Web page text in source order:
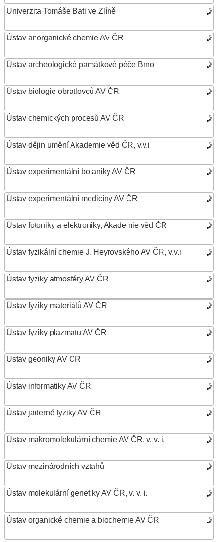
Univerzita Tomáše Bati ve Zlíně
Ústav anorganické chemie AV ČR
Ústav archeologické památkové péče Brno
Ústav biologie obratlovců AV ČR
Ústav chemických procesů AV ČR
Ústav dějin umění Akademie věd ČR, v.v.i
Ústav experimentální botaniky AV ČR
Ústav experimentální medicíny AV ČR
Ústav fotoniky a elektroniky, Akademie věd ČR
Ústav fyzikální chemie J. Heyrovského AV ČR, v.v.i.
Ústav fyziky atmosféry AV ČR
Ústav fyziky materiálů AV ČR
Ústav fyziky plazmatu AV ČR
Ústav geoniky AV ČR
Ústav informatiky AV ČR
Ústav jaderné fyziky AV ČR
Ústav makromolekulární chemie AV ČR, v. v. i.
Ústav mezinárodních vztahů
Ústav molekulární genetiky AV ČR, v. v. i.
Ústav organické chemie a biochemie AV ČR